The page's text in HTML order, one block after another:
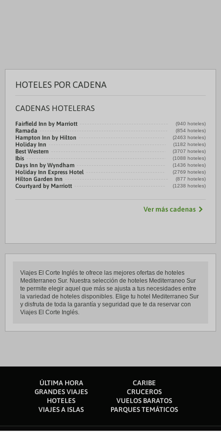
HOTELES POR CADENA
CADENAS HOTELERAS
Fairfield Inn by Marriott (940 hoteles)
Ramada (854 hoteles)
Hampton Inn by Hilton (2463 hoteles)
Holiday Inn (1182 hoteles)
Best Western (3707 hoteles)
Ibis (1088 hoteles)
Days Inn by Wyndham (1436 hoteles)
Holiday Inn Express Hotel (2769 hoteles)
Hilton Garden Inn (877 hoteles)
Courtyard by Marriott (1238 hoteles)
Ver más cadenas
Viajes El Corte Inglés te ofrece las mejores ofertas de hoteles
Mediterraneo Sur. Nuestra selección de hoteles Mediterraneo Sur
te permite elegir aquel que más se ajusta a tus necesidades entre
la variedad de hoteles disponibles. Elige tu hotel Mediterraneo Sur
y disfruta de toda la garantía y seguridad que te da reservar con
Viajes El Corte Inglés.
ÚLTIMA HORA
CARIBE
GRANDES VIAJES
CRUCEROS
HOTELES
VUELOS BARATOS
VIAJES A ISLAS
PARQUES TEMÁTICOS